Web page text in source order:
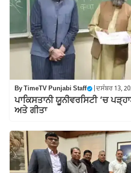
ByTimeTV Punjabi Staff ਦਸੰਬਰ 13,
ਪਾਕਿਸਤਾਨੀ ਯੂਨੀਵਰਸਿਟੀ ‘ਚ
ਅਤੇ ਗੀਤਾ